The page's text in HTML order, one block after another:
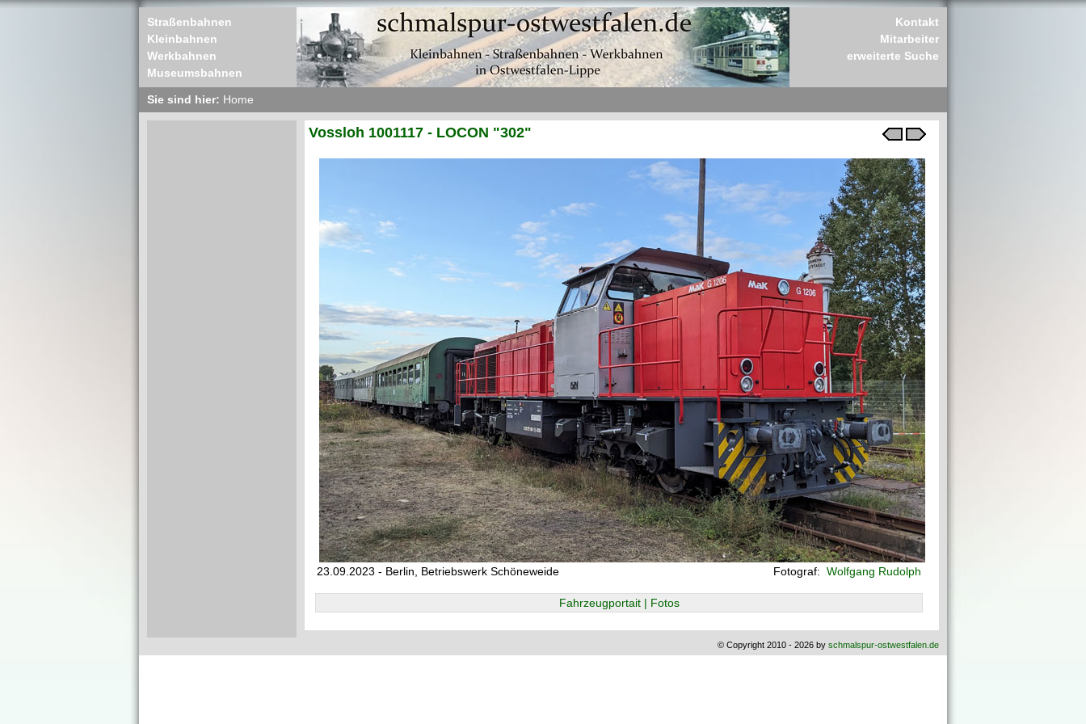
Straßenbahnen
Kleinbahnen
Werkbahnen
Museumsbahnen
Kontakt
Mitarbeiter
erweiterte Suche
Sie sind hier: Home
Vossloh 1001117 - LOCON "302"
23.09.2023 - Berlin, Betriebswerk Schöneweide Fotograf: Wolfgang Rudolph
Fahrzeugportait | Fotos
© Copyright 2010 - 2026 by schmalspur-ostwestfalen.de